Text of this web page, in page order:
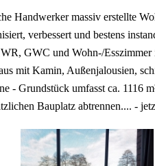
Handwerker massiv erstellte
verbessert und bestens
GWC und Wohn-/
mit Kamin, Außenjalousien,
- Grundstück umfasst ca. 1116
Bauplatz abtrennen.... -